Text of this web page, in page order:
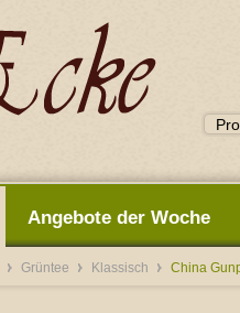
Angebote der Woche
Grüntee Klassisch China